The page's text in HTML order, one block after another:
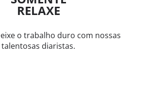
RELAXE
o trabalho duro com nossas
talentosas diaristas.